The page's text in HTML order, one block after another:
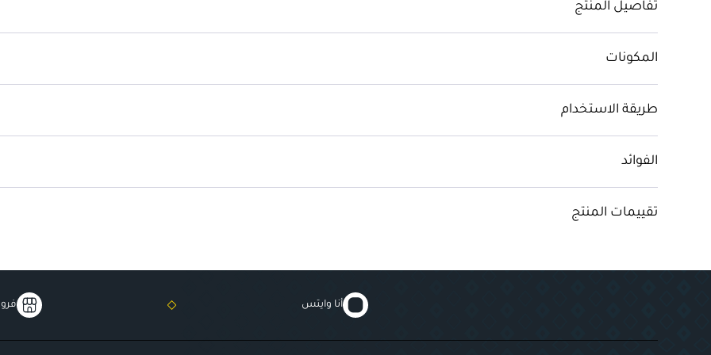
تفاصيل المنتج
المكونات
طريقة الاستخدام
الفوائد
تقييمات المنتج
أنا وايتس